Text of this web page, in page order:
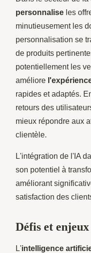
personnalise les
minutieusement les
personnalisation se
de produits
potentiellement les
améliore
rapides et adaptés.
retours des
mieux répondre aux
clientèle.
L'intégration de l'IA
son potentiel à
améliorant
satisfaction des
Défis et
L'intelligence